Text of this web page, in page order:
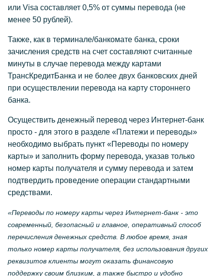
или Visa составляет 0,5% от суммы перевода (не
менее 50 рублей).
Также, как в терминале/банкомате банка, сроки
зачисления средств на счет составляют считанные
минуты в случае перевода между картами
ТрансКредитБанка и не более двух банковских дней
при осуществлении перевода на карту стороннего
банка.
Осуществить денежный перевод через Интернет-банк
просто - для этого в разделе «Платежи и переводы»
необходимо выбрать пункт «Переводы по номеру
карты» и заполнить форму перевода, указав только
номер карты получателя и сумму перевода и затем
подтвердить проведение операции стандартными
средствами.
«Переводы по номеру карты через Интернет-банк - это
современный, безопасный и главное, оперативный способ
перечисления денежных средств. В любое время, зная
только номер карты получателя, без использования других
реквизитов клиенты могут оказать финансовую
поддержку своим близким, а также быстро и удобно